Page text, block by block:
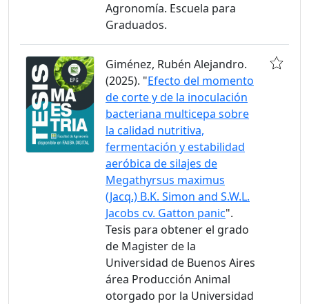
Agronomía. Escuela para
Graduados.
Giménez, Rubén Alejandro.
(2025). "Efecto del momento
de corte y de la inoculación
bacteriana multicepa sobre
la calidad nutritiva,
fermentación y estabilidad
aeróbica de silajes de
Megathyrsus maximus
(Jacq.) B.K. Simon and S.W.L.
Jacobs cv. Gatton panic".
Tesis para obtener el grado
de Magister de la
Universidad de Buenos Aires
área Producción Animal
otorgado por la Universidad